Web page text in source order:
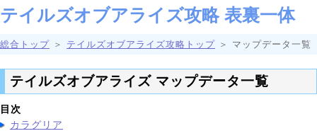
テイルズオブアライズ攻略 表裏一体
総合トップ ＞ テイルズオブアライズ攻略トップ ＞ マップデータ一覧
テイルズオブアライズ マップデータ一覧
目次
カラグリア